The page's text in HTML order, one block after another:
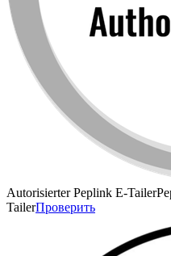
Autorisierter Peplink E-Tailer
TailerПроверить